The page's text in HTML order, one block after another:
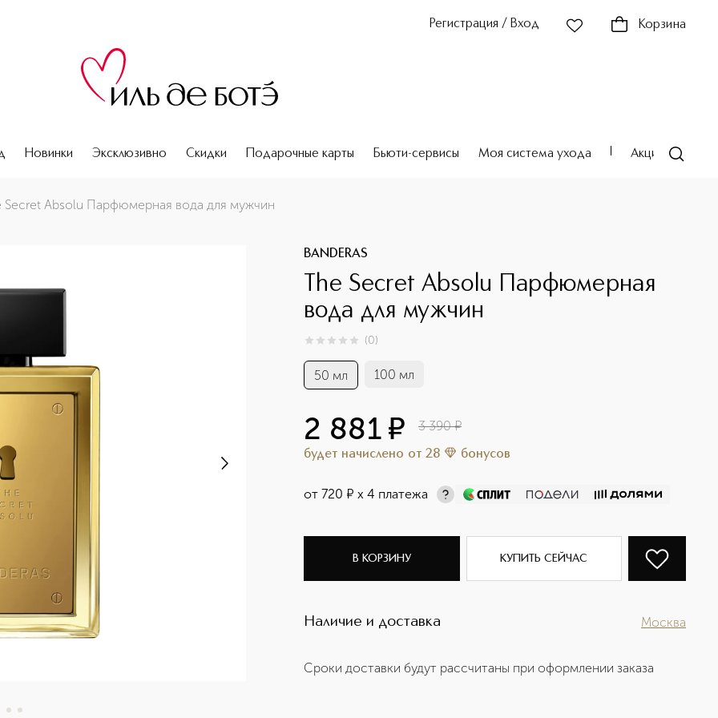
Регистрация / Вход Корзина
Новинки Эксклюзивно Скидки Подарочные карты Бьюти-сервисы Моя система ухода Акции
Secret Absolu Парфюмерная вода для мужчин
BANDERAS
The Secret Absolu Парфюмерная
вода для мужчин
0из 0 (0)
50 мл 100 мл
2 881 ¤ 3 390 ¤
будет начислено от 28 бонусов
от720 ¤ х 4 платежа
В КОРЗИНУ КУПИТЬ СЕЙЧАС
Наличие и доставка Москва
Сроки доставки будут рассчитаны при оформлении заказа